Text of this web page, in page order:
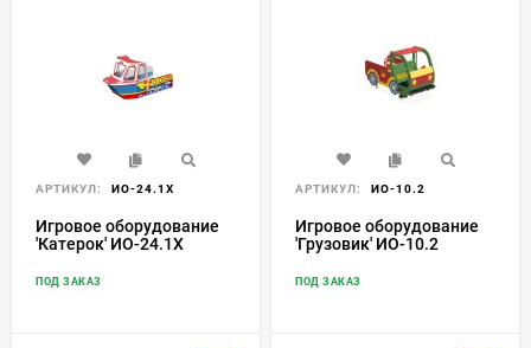
АРТИКУЛ: ИО-24.1Х
Игровое оборудование
'Катерок' ИО-24.1Х
ПОД ЗАКАЗ
АРТИКУЛ: ИО-10.2
Игровое оборудование
'Грузовик' ИО-10.2
ПОД ЗАКАЗ